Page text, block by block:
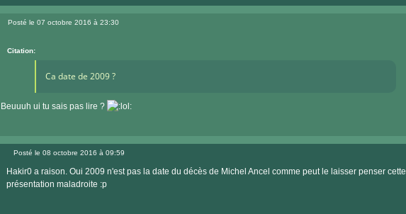
Visiter
site
Posté le 07 octobre 2016 à 23:30
Citation:
Ca date de 2009 ?
Beuuuh ui tu sais pas lire ?
Posté le 08 octobre 2016 à 09:59
Hakir0 a raison. Oui 2009 n'est pas la date du décès de Michel Ancel comme peut le laisser penser cette
présentation maladroite :p